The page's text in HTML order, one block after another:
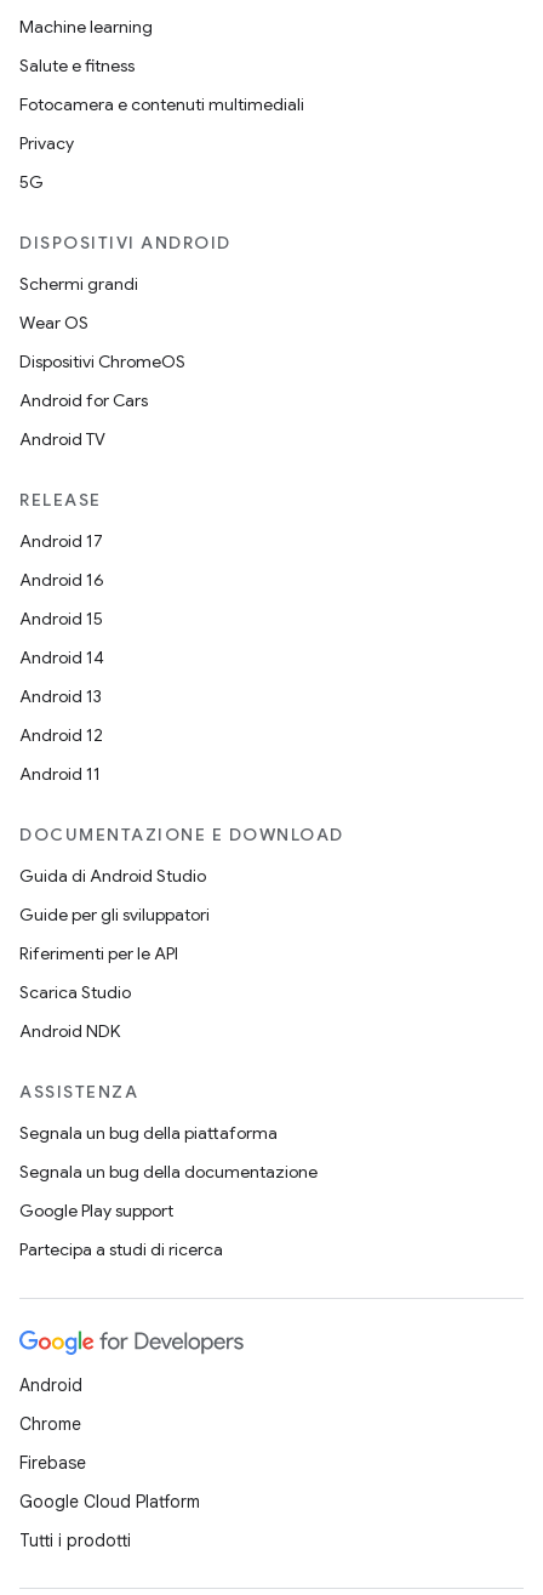
Machine learning
Salute e fitness
Fotocamera e contenuti multimediali
Privacy
5G
DISPOSITIVI ANDROID
Schermi grandi
Wear OS
Dispositivi ChromeOS
Android for Cars
Android TV
RELEASE
Android 17
Android 16
Android 15
Android 14
Android 13
Android 12
Android 11
DOCUMENTAZIONE E DOWNLOAD
Guida di Android Studio
Guide per gli sviluppatori
Riferimenti per le API
Scarica Studio
Android NDK
ASSISTENZA
Segnala un bug della piattaforma
Segnala un bug della documentazione
Google Play support
Partecipa a studi di ricerca
Android
Chrome
Firebase
Google Cloud Platform
Tutti i prodotti